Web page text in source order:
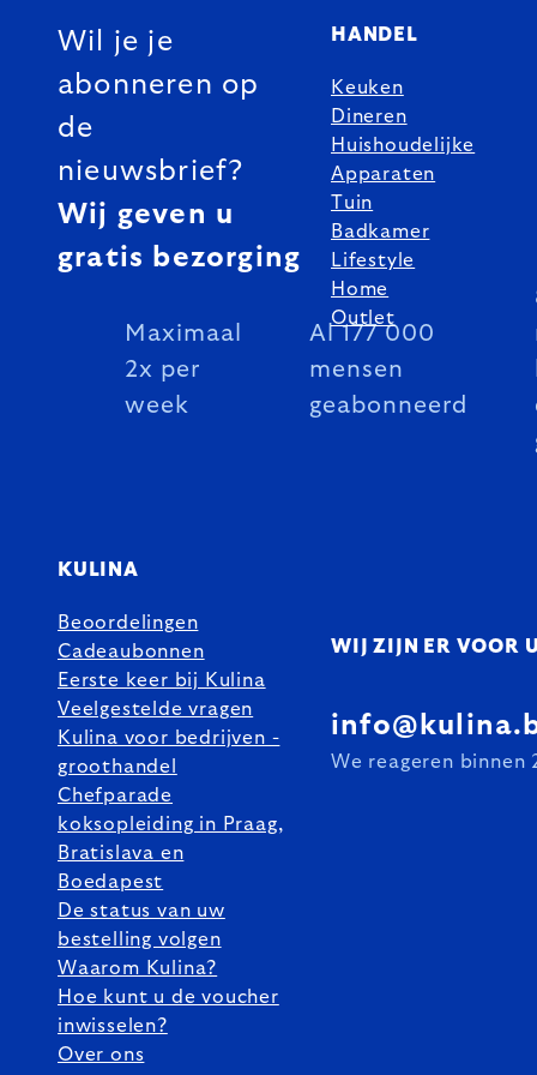
Wil je je
abonneren op
de
nieuwsbrief?
Wij geven u
gratis bezorging
Maximaal
2x per
week
Al 177 000
mensen
geabonneerd
HANDEL
Keuken
Dineren
Huishoudelijke
Apparaten
Tuin
Badkamer
Lifestyle
Home
Outlet
KULINA
Beoordelingen
Cadeaubonnen
Eerste keer bij Kulina
Veelgestelde vragen
Kulina voor bedrijven -
groothandel
Chefparade
koksopleiding in Praag,
Bratislava en
Boedapest
De status van uw
bestelling volgen
Waarom Kulina?
Hoe kunt u de voucher
inwisselen?
Over ons
WIJ ZIJN ER VOOR U
We reageren binnen